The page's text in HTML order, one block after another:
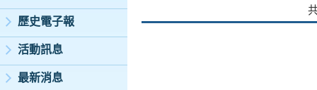
歷史電子報
活動訊息
最新消息